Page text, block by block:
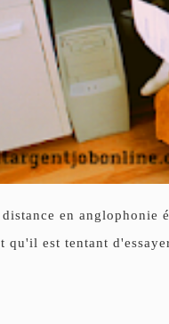
en anglophonie
qu'il est tentant